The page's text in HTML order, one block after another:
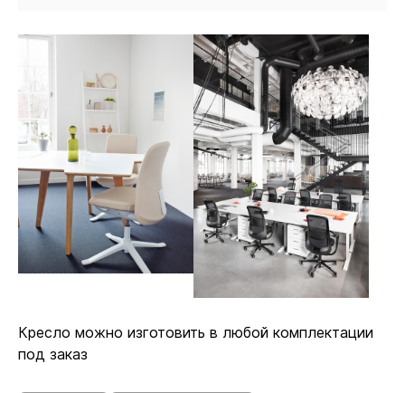
Кресло можно изготовить в любой комплектации
под заказ